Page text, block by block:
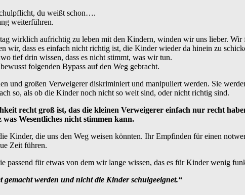
du weißt schon….
weiterführen.
wirklich aufrichtig zu leben mit den Kindern, winden wir uns lieber. Wir
wir, dass es einfach nicht richtig ist, die Kinder wieder da hinein zu
tief drin wissen, dass es nicht stimmt, was wir tun.
folgenden Bypass auf den Weg gebracht.
und großen Verweigerer diskriminiert und manipuliert werden. Sie
so, als ob die Kinder noch nicht so weit sind, oder nicht richtig sind.
recht groß ist, das die kleinen Verweigerer einfach nur recht
Wesentliches nicht stimmen kann.
Kinder, die uns den Weg weisen könnten. Ihr Empfinden für einen
Zeit führen.
passend für etwas von dem wir lange wissen, das es für Kinder wenig
gemacht werden und nicht die Kinder schulgeeignet.“